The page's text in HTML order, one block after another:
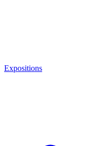
Expositions